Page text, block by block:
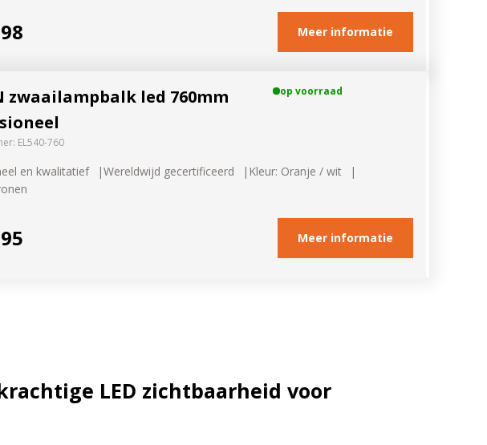
Meer informatie
zwaailampbalk led 760mm
EL540-760
op voorraad
en kwalitatief Wereldwijd gecertificeerd
Kleur: Oranje / wit
Meer informatie
LED zichtbaarheid voor